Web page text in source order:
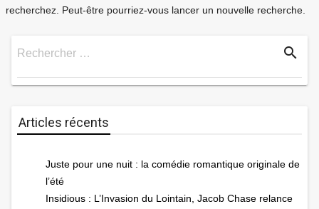
recherchez. Peut-être pourriez-vous lancer un nouvelle recherche.
Rechercher … search
Articles récents
Juste pour une nuit : la comédie romantique originale de
l’été
Insidious : L’Invasion du Lointain, Jacob Chase relance